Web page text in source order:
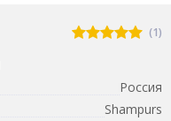
(1)
Россия
Shampurs